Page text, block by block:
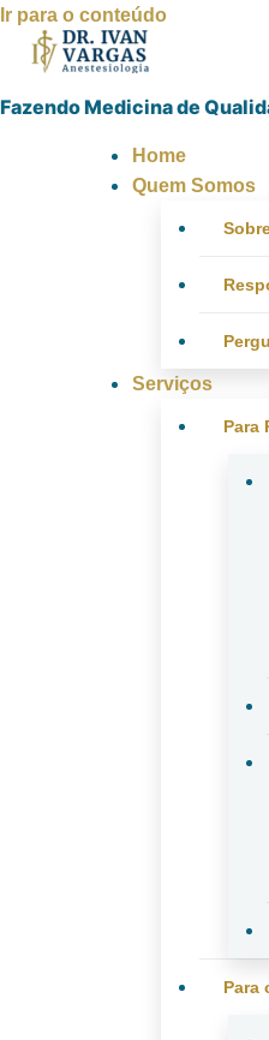
Ir para o conteúdo
Fazendo Medicina de
Home
Quem Somos
Serviços
Para
Para